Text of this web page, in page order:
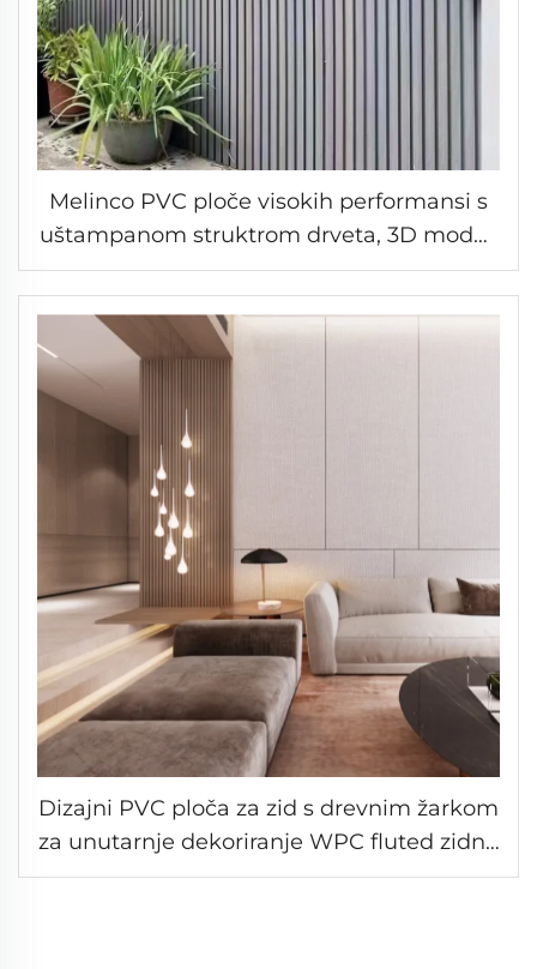
Melinco PVC ploče visokih performansi s
uštampanom struktrom drveta, 3D model,
za vanjsku dekoraciju zida otpornu na UV
zrake
Dizajni PVC ploča za zid s drevnim žarkom
za unutarnje dekoriranje WPC fluted zidna
ploča 3D drevno ogrtački stub